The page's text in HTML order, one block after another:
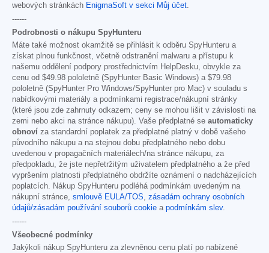
webových stránkách EnigmaSoft v sekci Můj účet.
------
Podrobnosti o nákupu SpyHunteru
Máte také možnost okamžitě se přihlásit k odběru SpyHunteru a
získat plnou funkčnost, včetně odstranění malwaru a přístupu k
našemu oddělení podpory prostřednictvím HelpDesku, obvykle za
cenu od $49.98 pololetně (SpyHunter Basic Windows) a $79.98
pololetně (SpyHunter Pro Windows/SpyHunter pro Mac) v souladu s
nabídkovými materiály a podmínkami registrace/nákupní stránky
(které jsou zde zahrnuty odkazem; ceny se mohou lišit v závislosti na
zemi nebo akci na stránce nákupu). Vaše předplatné se automaticky
obnoví za standardní poplatek za předplatné platný v době vašeho
původního nákupu a na stejnou dobu předplatného nebo dobu
uvedenou v propagačních materiálech/na stránce nákupu, za
předpokladu, že jste nepřetržitým uživatelem předplatného a že před
vypršením platnosti předplatného obdržíte oznámení o nadcházejících
poplatcích. Nákup SpyHunteru podléhá podmínkám uvedeným na
nákupní stránce, smlouvě EULA/TOS, zásadám ochrany osobních
údajů/zásadám používání souborů cookie a podmínkám slev.
------
Všeobecné podmínky
Jakýkoli nákup SpyHunteru za zlevněnou cenu platí po nabízené